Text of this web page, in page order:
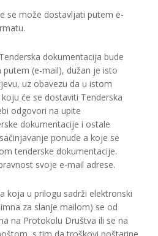
se može dostavljati putem e-
dokumentacija bude
(e-mail), dužan je isto
uz obavezu da u istom
će se dostaviti Tenderska
odgovori na upite
dokumentacije i ostale
ponude a koje se
tenderske dokumentacije.
svoje e-mail adrese.
koja u prilogu sadrži elektronski
za slanje mailom) se od
na Protokolu Društva ili se na